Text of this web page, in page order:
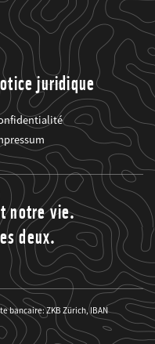
juridique
notre vie.
deux.
bancaire: ZKB Zürich, IBAN